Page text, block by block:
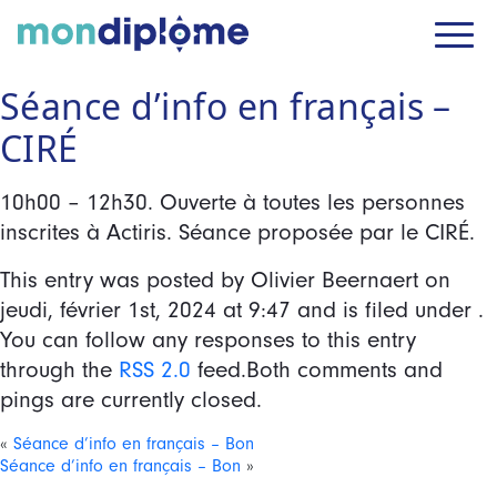
Séance d’info en français –
CIRÉ
10h00 – 12h30. Ouverte à toutes les personnes
inscrites à Actiris. Séance proposée par le CIRÉ.
This entry was posted by Olivier Beernaert on
jeudi, février 1st, 2024 at 9:47 and is filed under .
You can follow any responses to this entry
through the RSS 2.0 feed.Both comments and
pings are currently closed.
« Séance d’info en français – Bon
Séance d’info en français – Bon »